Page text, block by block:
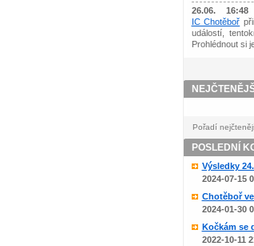
26.06. 16:48
IC Chotěboř
událostí,
Prohlédnout si
Pořadí
POSLEDNÍ
Výsledky
2024-07-15
Chotěboř
2024-01-30
Kočkám se
2022-10-11